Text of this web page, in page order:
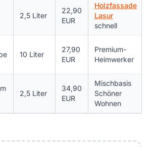
2,5 Liter
22,90
EUR
Holzfassade
Lasur
schnell
10 Liter
27,90
EUR
Premium-
Heimwerker
2,5 Liter
34,90
EUR
Mischbasis
Schöner
Wohnen